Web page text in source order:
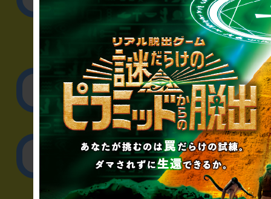
▼企業／法人の
リアル脱出ゲーム制作
取材に関するお